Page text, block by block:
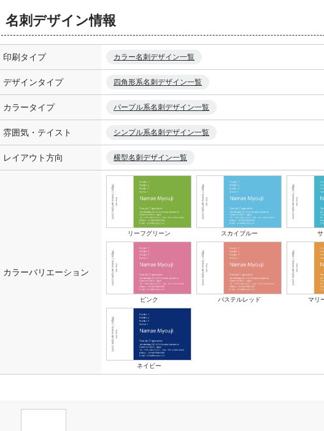
名刺デザイン情報
印刷タイプ カラー名刺デザイン一覧
デザインタイプ 四角形系名刺デザイン一覧
カラータイプ パープル系名刺デザイン一覧
雰囲気・テイスト シンプル系名刺デザイン一覧
レイアウト方向 横型名刺デザイン一覧
カラーバリエーション
リーフグリーン スカイブルー サ
ピンク パステルレッド マリ
ネイビー